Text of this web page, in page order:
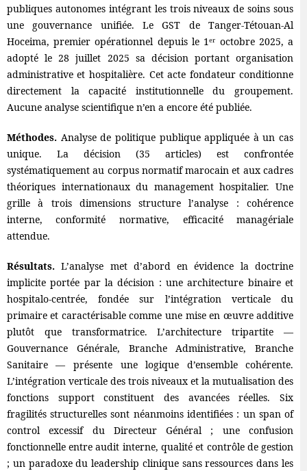
publiques autonomes intégrant les trois niveaux de soins sous
une gouvernance unifiée. Le GST de Tanger-Tétouan-Al
Hoceima, premier opérationnel depuis le 1ᵉʳ octobre 2025, a
adopté le 28 juillet 2025 sa décision portant organisation
administrative et hospitalière. Cet acte fondateur conditionne
directement la capacité institutionnelle du groupement.
Aucune analyse scientifique n’en a encore été publiée.
Méthodes. Analyse de politique publique appliquée à un cas
unique. La décision (35 articles) est confrontée
systématiquement au corpus normatif marocain et aux cadres
théoriques internationaux du management hospitalier. Une
grille à trois dimensions structure l’analyse : cohérence
interne, conformité normative, efficacité managériale
attendue.
Résultats.L’analyse met d’abord en évidence la doctrine
implicite portée par la décision : une architecture binaire et
hospitalo-centrée, fondée sur l’intégration verticale du
primaire et caractérisable comme une mise en œuvre additive
plutôt que transformatrice. L’architecture tripartite —
Gouvernance Générale, Branche Administrative, Branche
Sanitaire — présente une logique d’ensemble cohérente.
L’intégration verticale des trois niveaux et la mutualisation des
fonctions support constituent des avancées réelles. Six
fragilités structurelles sont néanmoins identifiées : un span of
control excessif du Directeur Général ; une confusion
fonctionnelle entre audit interne, qualité et contrôle de gestion
; un paradoxe du leadership clinique sans ressources dans les